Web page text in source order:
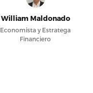
William Maldonado
Economista y Estratega
Financiero